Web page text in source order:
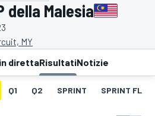
della Malesia
MY
direttaRisultatiNotizie
Q1 Q2 SPRINT SPRINT FL